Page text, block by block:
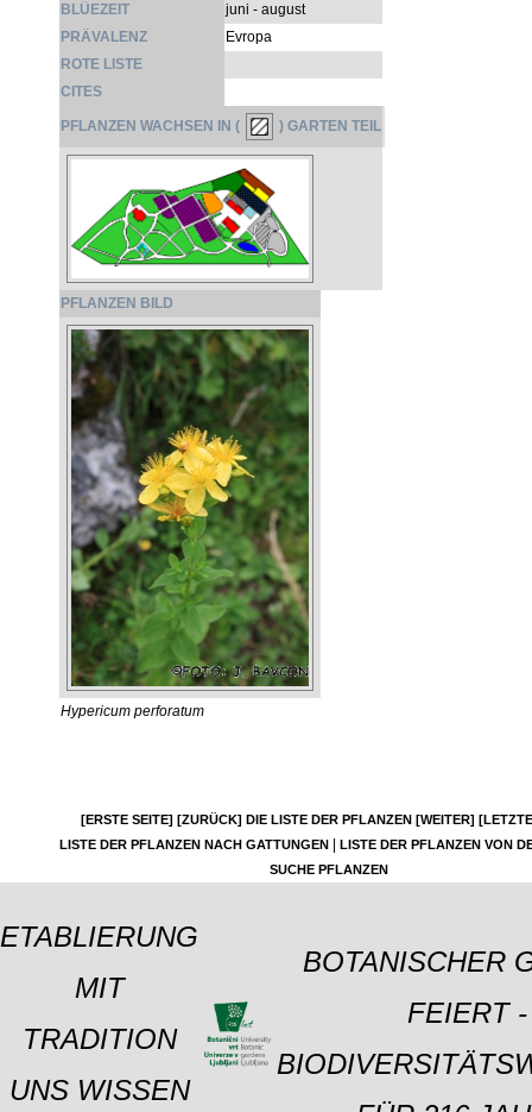
BLÜEZEIT
juni - august
PRÄVALENZ
Evropa
ROTE LISTE
CITES
PFLANZEN WACHSEN IN ( ) GARTEN TEIL
PFLANZEN BILD
Hypericum perforatum
[ERSTE SEITE] [ZURÜCK] DIE LISTE DER PFLANZEN [WEITER]
LISTE DER PFLANZEN NACH GATTUNGEN
LISTE DER PFLANZEN VON
SUCHE PFLANZEN
ETABLIERUNG
MIT
TRADITION
UNS WISSEN
BOTANISCHER
FEIERT -